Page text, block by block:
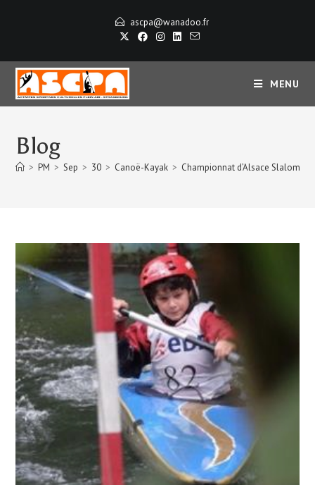
ascpa@wanadoo.fr
MENU
Blog
> PM > Sep > 30 > Canoë-Kayak > Championnat d’Alsace Slalom